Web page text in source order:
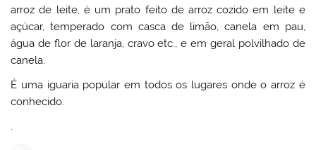
arroz de leite, é um prato feito de arroz cozido em leite e
açúcar, temperado com casca de limão, canela em pau,
água de flor de laranja, cravo etc., e em geral polvilhado de
canela.
É uma iguaria popular em todos os lugares onde o arroz é
conhecido.
.